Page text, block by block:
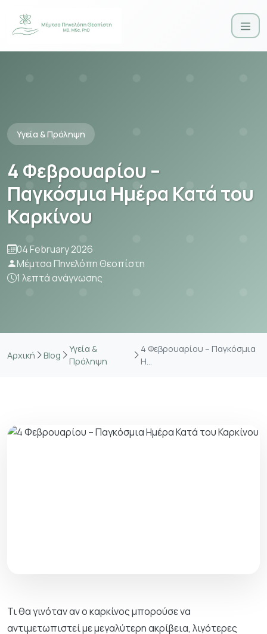
Υγεία & Πρόληψη
4 Φεβρουαρίου –
Παγκόσμια Ημέρα Κατά του
Καρκίνου
04 February 2026
Μέμτσα Πηνελόπη Θεοπίστη
1 λεπτά ανάγνωσης
Αρχική Blog
Υγεία &
Πρόληψη
4 Φεβρουαρίου – Παγκόσμια
Η...
Τι θα γινόταν αν ο καρκίνος μπορούσε να
αντιμετωπιστεί με μεγαλύτερη ακρίβεια, λιγότερες